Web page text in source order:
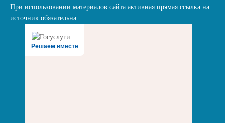
При использовании материалов сайта активная прямая ссылка на
источник обязательна
Решаем вместе